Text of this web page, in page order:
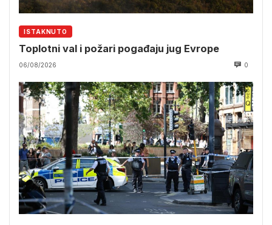
ISTAKNUTO
Toplotni val i požari pogađaju jug Evrope
06/08/2026 0